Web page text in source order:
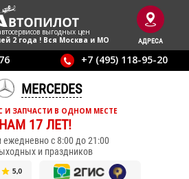
выгодныx цен
2 года ! Вся Москва и МО
АДРЕСА
+7 (495) 118-95-20
MERCEDES
И ЗАПЧАСТИ В ОДНОМ МЕСТЕ
НАМ 17 ЛЕТ!
ежедневно с 8:00 до 21:00
и праздников